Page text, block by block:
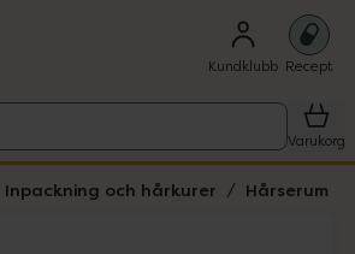
Kundklubb Recept
Varukorg
Inpackning och hårkurer Hårserum